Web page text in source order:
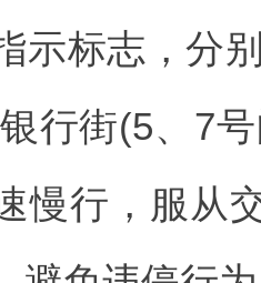
示标志，分
行街(5、7
慢行，服从